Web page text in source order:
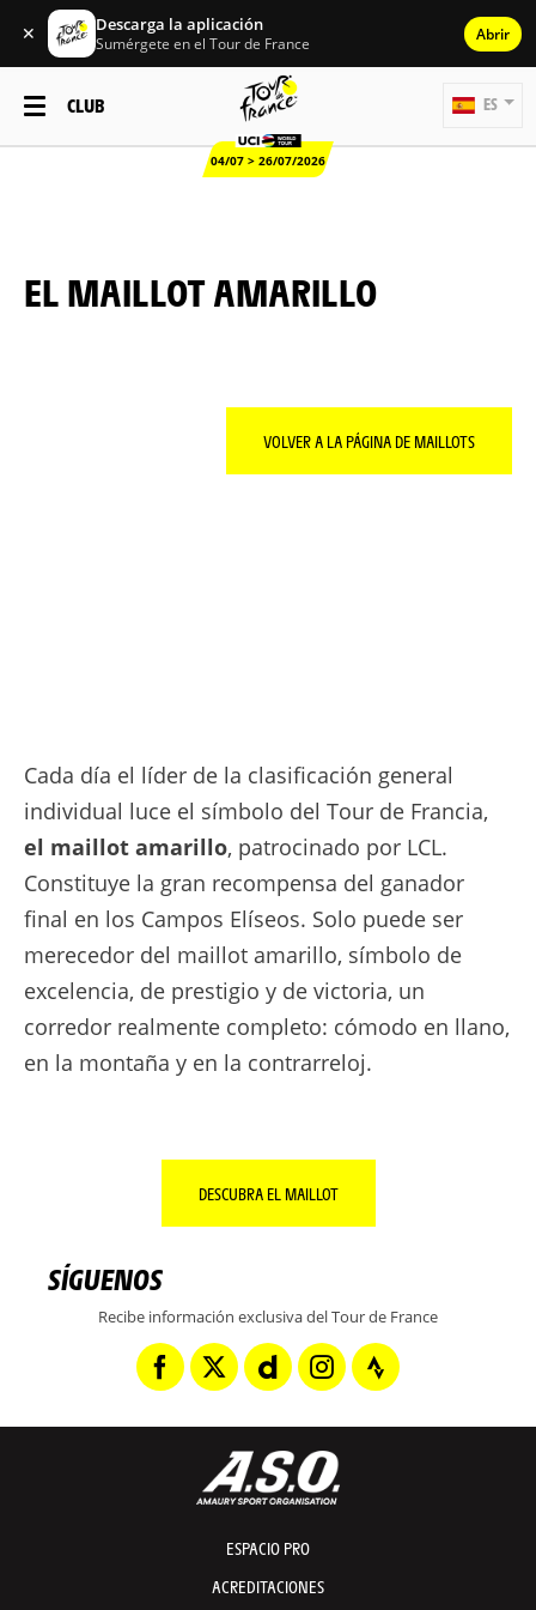
✕ Descarga la aplicación
Sumérgete en el Tour de France Abrir
CLUB
04/07 > 26/07/2026
ES
EL MAILLOT AMARILLO
VOLVER A LA PÁGINA DE MAILLOTS
Cada día el líder de la clasificación general
individual luce el símbolo del Tour de Francia,
el maillot amarillo, patrocinado por LCL.
Constituye la gran recompensa del ganador
final en los Campos Elíseos. Solo puede ser
merecedor del maillot amarillo, símbolo de
excelencia, de prestigio y de victoria, un
corredor realmente completo: cómodo en llano,
en la montaña y en la contrarreloj.
DESCUBRA EL MAILLOT
SÍGUENOS
Recibe información exclusiva del Tour de France
ESPACIO PRO
ACREDITACIONES